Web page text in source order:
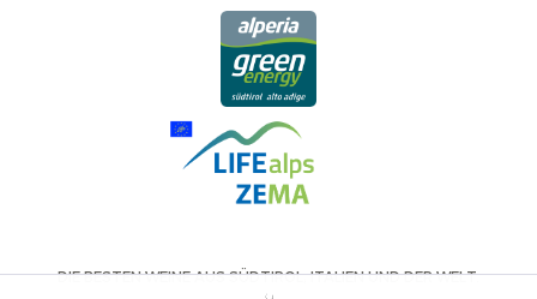
DIE BESTEN WEINE AUS SÜDTIROL, ITALIEN UND DER WELT.